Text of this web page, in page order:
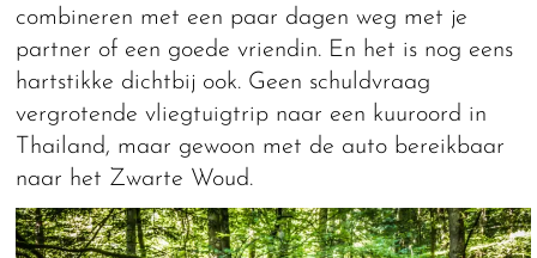
combineren met een paar dagen weg met je
partner of een goede vriendin. En het is nog eens
hartstikke dichtbij ook. Geen schuldvraag
vergrotende vliegtuigtrip naar een kuuroord in
Thailand, maar gewoon met de auto bereikbaar
naar het Zwarte Woud.